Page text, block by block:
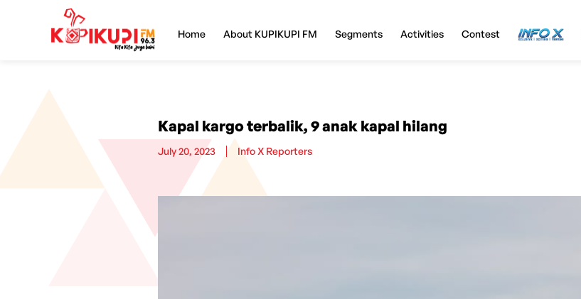
Home About KUPIKUPI FM Segments Activities Contest InfoX
Kapal kargo terbalik, 9 anak kapal hilang
July 20, 2023 Info X Reporters